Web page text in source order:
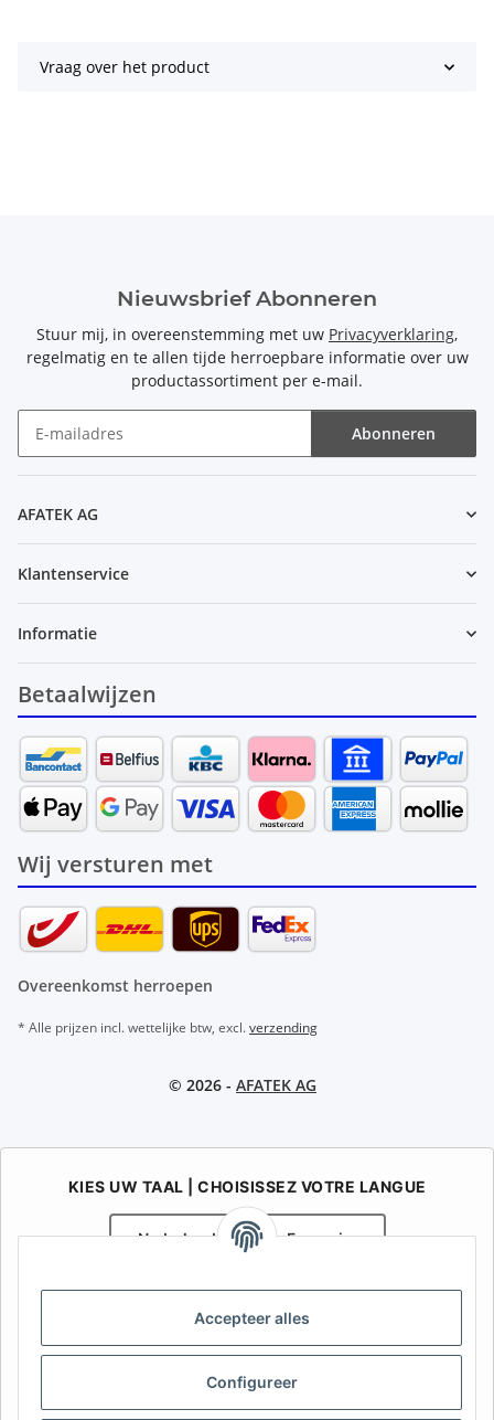
Accepteer alles
Configureer
Vraag over het product
Nieuwsbrief Abonneren
Stuur mij, in overeenstemming met uw Privacyverklaring,
regelmatig en te allen tijde herroepbare informatie over uw
productassortiment per e-mail.
Abonneren
AFATEK AG
Klantenservice
Informatie
Betaalwijzen
Wij versturen met
Overeenkomst herroepen
* Alle prijzen incl. wettelijke btw, excl.verzending
© 2026 - AFATEK AG
KIES UW TAAL | CHOISISSEZ VOTRE LANGUE
Nederlands Français
Uw specialist in onderdelen voor aanhangwagens | Votre
spécialiste en pièces détachées pour remorques
Contact: info@afatek.com